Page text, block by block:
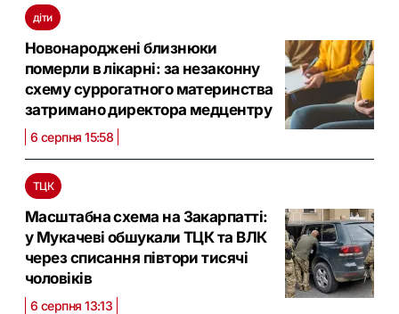
діти
Новонароджені близнюки
померли в лікарні: за незаконну
схему суррогатного материнства
затримано директора медцентру
6 серпня 15:58
ТЦК
Масштабна схема на Закарпатті:
у Мукачеві обшукали ТЦК та ВЛК
через списання півтори тисячі
чоловіків
6 серпня 13:13